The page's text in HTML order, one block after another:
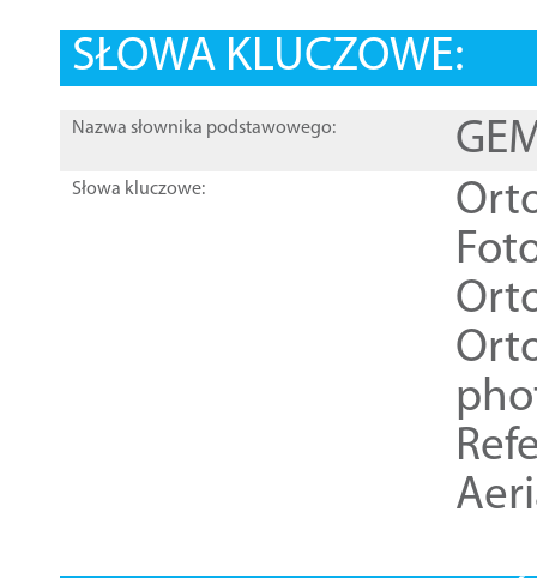
SŁOWA KLUCZOWE:
Nazwa słownika podstawowego:
Słowa kluczowe: